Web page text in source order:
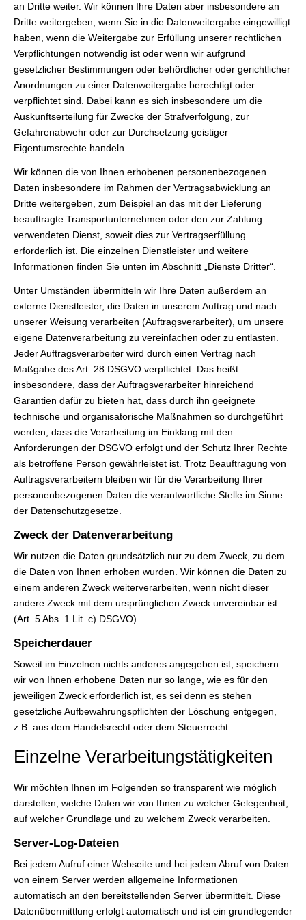
an Dritte weiter. Wir können Ihre Daten aber insbesondere an
Dritte weitergeben, wenn Sie in die Datenweitergabe eingewilligt
haben, wenn die Weitergabe zur Erfüllung unserer rechtlichen
Verpflichtungen notwendig ist oder wenn wir aufgrund
gesetzlicher Bestimmungen oder behördlicher oder gerichtlicher
Anordnungen zu einer Datenweitergabe berechtigt oder
verpflichtet sind. Dabei kann es sich insbesondere um die
Auskunftserteilung für Zwecke der Strafverfolgung, zur
Gefahrenabwehr oder zur Durchsetzung geistiger
Eigentumsrechte handeln.
Wir können die von Ihnen erhobenen personenbezogenen
Daten insbesondere im Rahmen der Vertragsabwicklung an
Dritte weitergeben, zum Beispiel an das mit der Lieferung
beauftragte Transportunternehmen oder den zur Zahlung
verwendeten Dienst, soweit dies zur Vertragserfüllung
erforderlich ist. Die einzelnen Dienstleister und weitere
Informationen finden Sie unten im Abschnitt „Dienste Dritter“.
Unter Umständen übermitteln wir Ihre Daten außerdem an
externe Dienstleister, die Daten in unserem Auftrag und nach
unserer Weisung verarbeiten (Auftragsverarbeiter), um unsere
eigene Datenverarbeitung zu vereinfachen oder zu entlasten.
Jeder Auftragsverarbeiter wird durch einen Vertrag nach
Maßgabe des Art. 28 DSGVO verpflichtet. Das heißt
insbesondere, dass der Auftragsverarbeiter hinreichend
Garantien dafür zu bieten hat, dass durch ihn geeignete
technische und organisatorische Maßnahmen so durchgeführt
werden, dass die Verarbeitung im Einklang mit den
Anforderungen der DSGVO erfolgt und der Schutz Ihrer Rechte
als betroffene Person gewährleistet ist. Trotz Beauftragung von
Auftragsverarbeitern bleiben wir für die Verarbeitung Ihrer
personenbezogenen Daten die verantwortliche Stelle im Sinne
der Datenschutzgesetze.
Zweck der Datenverarbeitung
Wir nutzen die Daten grundsätzlich nur zu dem Zweck, zu dem
die Daten von Ihnen erhoben wurden. Wir können die Daten zu
einem anderen Zweck weiterverarbeiten, wenn nicht dieser
andere Zweck mit dem ursprünglichen Zweck unvereinbar ist
(Art. 5 Abs. 1 Lit. c) DSGVO).
Speicherdauer
Soweit im Einzelnen nichts anderes angegeben ist, speichern
wir von Ihnen erhobene Daten nur so lange, wie es für den
jeweiligen Zweck erforderlich ist, es sei denn es stehen
gesetzliche Aufbewahrungspflichten der Löschung entgegen,
z.B. aus dem Handelsrecht oder dem Steuerrecht.
Einzelne Verarbeitungstätigkeiten
Wir möchten Ihnen im Folgenden so transparent wie möglich
darstellen, welche Daten wir von Ihnen zu welcher Gelegenheit,
auf welcher Grundlage und zu welchem Zweck verarbeiten.
Server-Log-Dateien
Bei jedem Aufruf einer Webseite und bei jedem Abruf von Daten
von einem Server werden allgemeine Informationen
automatisch an den bereitstellenden Server übermittelt. Diese
Datenübermittlung erfolgt automatisch und ist ein grundlegender